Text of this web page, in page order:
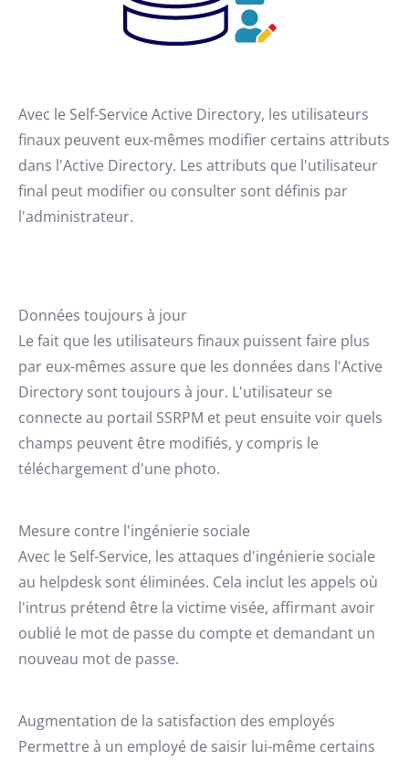
Avec le Self-Service Active Directory, les utilisateurs
finaux peuvent eux-mêmes modifier certains attributs
dans l'Active Directory. Les attributs que l'utilisateur
final peut modifier ou consulter sont définis par
l'administrateur.
Données toujours à jour
Le fait que les utilisateurs finaux puissent faire plus
par eux-mêmes assure que les données dans l'Active
Directory sont toujours à jour. L'utilisateur se
connecte au portail SSRPM et peut ensuite voir quels
champs peuvent être modifiés, y compris le
téléchargement d'une photo.
Mesure contre l'ingénierie sociale
Avec le Self-Service, les attaques d'ingénierie sociale
au helpdesk sont éliminées. Cela inclut les appels où
l'intrus prétend être la victime visée, affirmant avoir
oublié le mot de passe du compte et demandant un
nouveau mot de passe.
Augmentation de la satisfaction des employés
Permettre à un employé de saisir lui-même certains